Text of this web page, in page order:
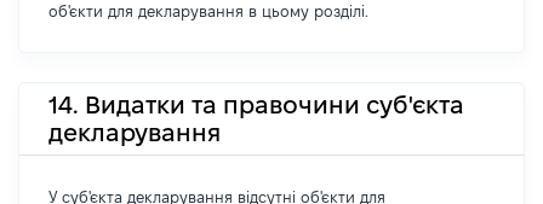
об'єкти для декларування в цьому розділі.
14. Видатки та правочини суб'єкта
декларування
У суб'єкта декларування відсутні об'єкти для